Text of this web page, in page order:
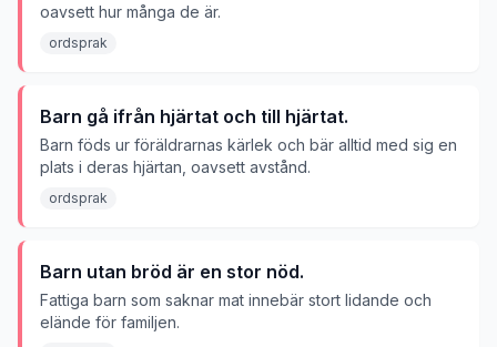
oavsett hur många de är.
ordsprak
Barn gå ifrån hjärtat och till hjärtat.
Barn föds ur föräldrarnas kärlek och bär alltid med sig en
plats i deras hjärtan, oavsett avstånd.
ordsprak
Barn utan bröd är en stor nöd.
Fattiga barn som saknar mat innebär stort lidande och
elände för familjen.